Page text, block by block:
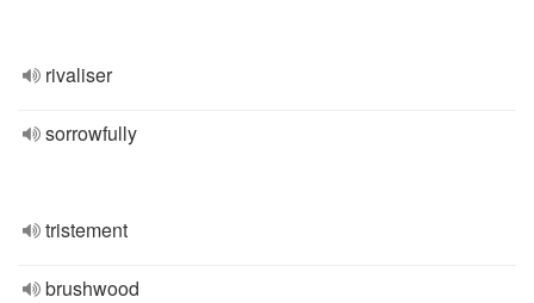
rivaliser
sorrowfully
tristement
brushwood